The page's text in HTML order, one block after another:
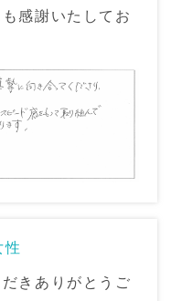
感謝いたしてお
性
きありがとうご